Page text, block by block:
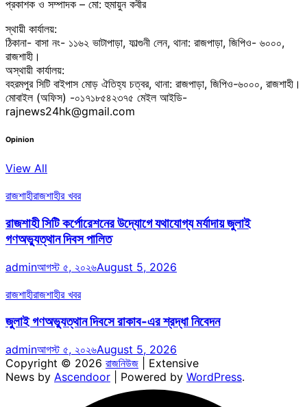
প্রকাশক ও সম্পাদক – মো: হুমায়ুন কবীর
স্থায়ী কার্যালয়:
ঠিকানা- বাসা নং- ১১৬২ ভাটাপাড়া, ফাল্গুনী লেন, থানা: রাজপাড়া, জিপিও- ৬০০০,
রাজশাহী।
অস্থায়ী কার্যালয়:
বহরমপুর সিটি বাইপাস মোড় ঐতিহ্য চত্বর, থানা: রাজপাড়া, জিপিও-৬০০০, রাজশাহী।
মোবাইল (অফিস) -০১৭১৮৫৪২৩৭৫ মেইল আইডি-
rajnews24hk@gmail.com
Opinion
View All
রাজশাহীরাজশাহীর খবর
রাজশাহী সিটি কর্পোরেশনের উদ্যোগে যথাযোগ্য মর্যাদায় জুলাই
গণঅভ্যুত্থান দিবস পালিত
adminআগস্ট ৫, ২০২৬August 5, 2026
রাজশাহীরাজশাহীর খবর
জুলাই গণঅভ্যুত্থান দিবসে রাকাব-এর শ্রদ্ধা নিবেদন
adminআগস্ট ৫, ২০২৬August 5, 2026
Copyright © 2026 রাজনিউজ | Extensive
News by Ascendoor | Powered by WordPress.